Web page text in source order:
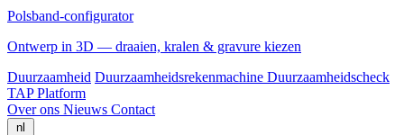
Polsband-configurator
Ontwerp in 3D — draaien, kralen & gravure kiezen
Duurzaamheid Duurzaamheidsrekenmachine Duurzaamheidscheck
TAP Platform
Over ons Nieuws Contact
nl